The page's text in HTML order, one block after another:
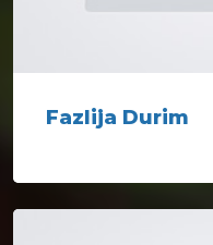
Fazlija Durim